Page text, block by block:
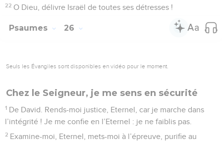
22 O Dieu, délivre Israël de toutes ses détresses !
Psaumes 26
Seuls les Évangiles sont disponibles en vidéo pour le moment.
Chez le Seigneur, je me sens en sécurité
1 De David. Rends-moi justice, Eternel, car je marche dans
l’intégrité ! Je me confie en l’Eternel : je ne faiblis pas.
2 Examine-moi, Eternel, mets-moi à l’épreuve, purifie au